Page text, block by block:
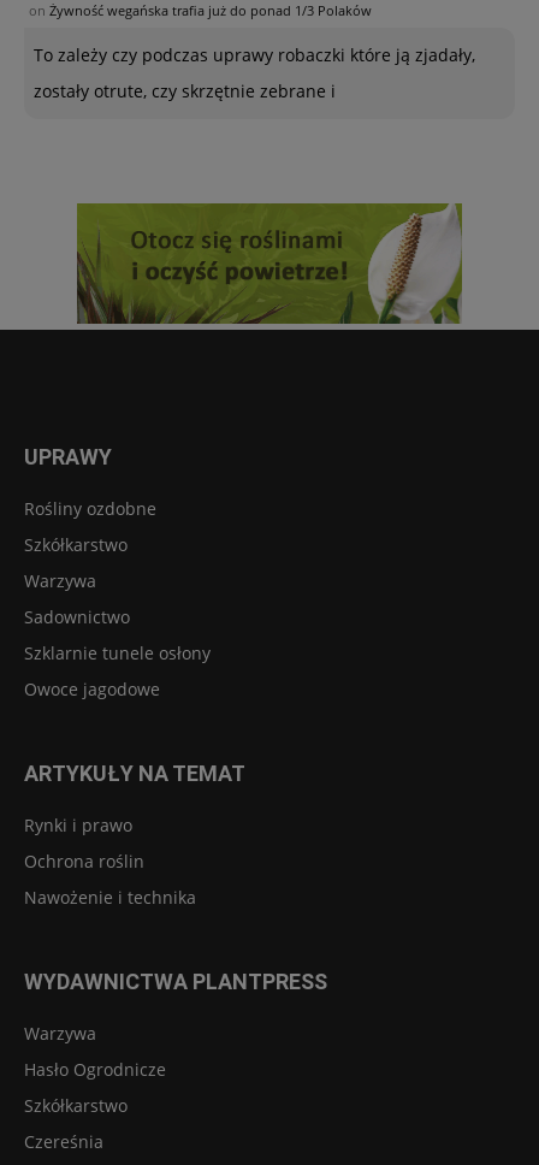
on Żywność wegańska trafia już do ponad 1/3 Polaków
To zależy czy podczas uprawy robaczki które ją zjadały,
zostały otrute, czy skrzętnie zebrane i
UPRAWY
Rośliny ozdobne
Szkółkarstwo
Warzywa
Sadownictwo
Szklarnie tunele osłony
Owoce jagodowe
ARTYKUŁY NA TEMAT
Rynki i prawo
Ochrona roślin
Nawożenie i technika
WYDAWNICTWA PLANTPRESS
Warzywa
Hasło Ogrodnicze
Szkółkarstwo
Czereśnia